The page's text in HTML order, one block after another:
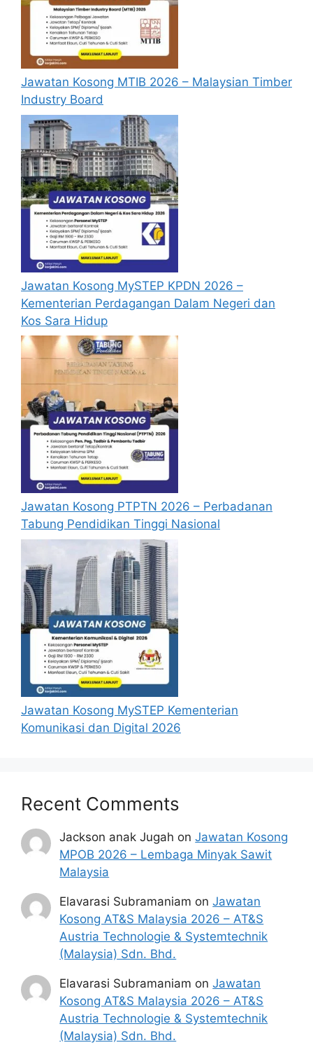
Jawatan Kosong MTIB 2026 – Malaysian Timber
Industry Board
Jawatan Kosong MySTEP KPDN 2026 –
Kementerian Perdagangan Dalam Negeri dan
Kos Sara Hidup
Jawatan Kosong PTPTN 2026 – Perbadanan
Tabung Pendidikan Tinggi Nasional
Jawatan Kosong MySTEP Kementerian
Komunikasi dan Digital 2026
Recent Comments
Jackson anak Jugah onJawatan Kosong
MPOB 2026 – Lembaga Minyak Sawit
Malaysia
Elavarasi Subramaniam onJawatan
Kosong AT&S Malaysia 2026 – AT&S
Austria Technologie & Systemtechnik
(Malaysia) Sdn. Bhd.
Elavarasi Subramaniam onJawatan
Kosong AT&S Malaysia 2026 – AT&S
Austria Technologie & Systemtechnik
(Malaysia) Sdn. Bhd.